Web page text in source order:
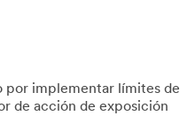
por implementar límites de
de acción de exposición